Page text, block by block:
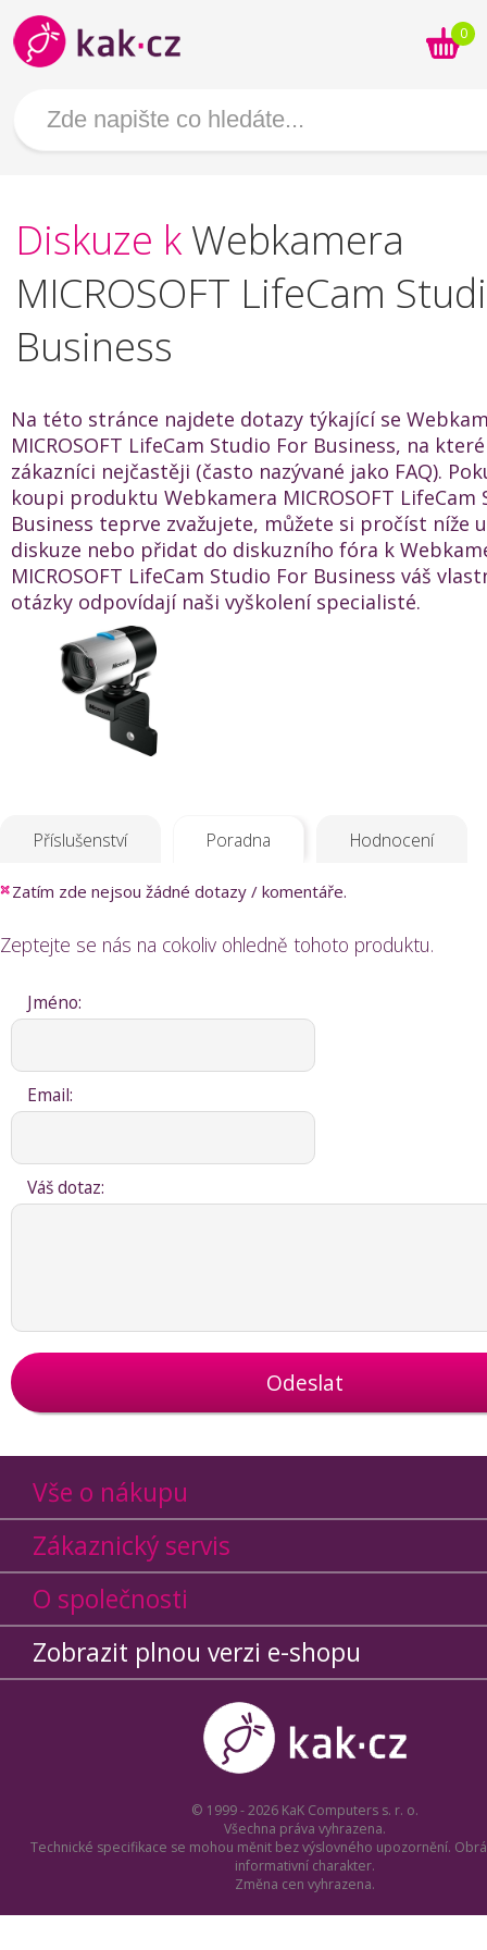
0
Diskuze k Webkamera
MICROSOFT LifeCam
Business
Na této stránce najdete dotazy týkající se
MICROSOFT LifeCam Studio For Business, na
zákazníci nejčastěji (často nazývané jako FAQ).
koupi produktu Webkamera MICROSOFT LifeCam
Business teprve zvažujete, můžete si pročíst níže
diskuze nebo přidat do diskuzního fóra k
MICROSOFT LifeCam Studio For Business váš
otázky odpovídají naši vyškolení specialisté.
Příslušenství Poradna Hodnocení
Zatím zde nejsou žádné dotazy / komentáře.
Zeptejte se nás na cokoliv ohledně tohoto produktu.
Jméno:
Email:
Váš dotaz:
Odeslat
Vše o nákupu
Zákaznický servis
O společnosti
Zobrazit plnou verzi e-shopu
© 1999 - 2026 KaK Computers s. r. o.
Všechna práva vyhrazena.
Technické specifikace se mohou měnit bez výslovného upozornění.
informativní charakter.
Změna cen vyhrazena.